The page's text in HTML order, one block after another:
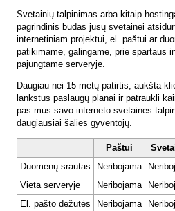
Svetainių talpinimas arba kitaip
pagrindinis būdas jūsų svetainei
internetiniam projektui, el. paštui ar
patikimame, galingame, prie spartaus
pajungtame serveryje.
Daugiau nei 15 metų patirtis, aukšta
lankstūs paslaugų planai ir patraukli
pas mus savo interneto svetaines
daugiausiai šalies gyventojų.
Paštui
Duomenų srautas
Neribojama
Vieta serveryje
Neribojama
El. pašto dėžutės
Neribojama